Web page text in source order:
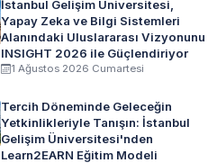
İstanbul Gelişim Üniversitesi,
Yapay Zeka ve Bilgi Sistemleri
Alanındaki Uluslararası Vizyonunu
INSIGHT 2026 ile Güçlendiriyor
1 Ağustos 2026 Cumartesi
Tercih Döneminde Geleceğin
Yetkinlikleriyle Tanışın: İstanbul
Gelişim Üniversitesi'nden
Learn2EARN Eğitim Modeli